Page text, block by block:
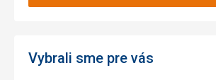
Vybrali sme pre vás